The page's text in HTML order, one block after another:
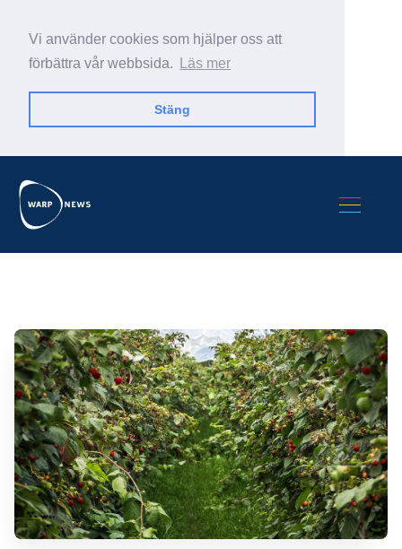
Vi använder cookies som hjälper oss att
förbättra vår webbsida.
Läs mer
Stäng